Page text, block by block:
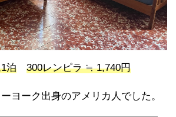
泊 300レンピラ ≒ 1,740円
ヨーク出身のアメリカ人でした。